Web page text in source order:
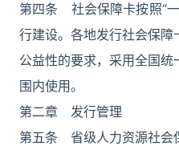
第四条 社会保障卡按照“
行建设。各地发行社会保
公益性的要求，采用全国
围内使用。
第二章 发行管理
第五条 省级人力资源社会